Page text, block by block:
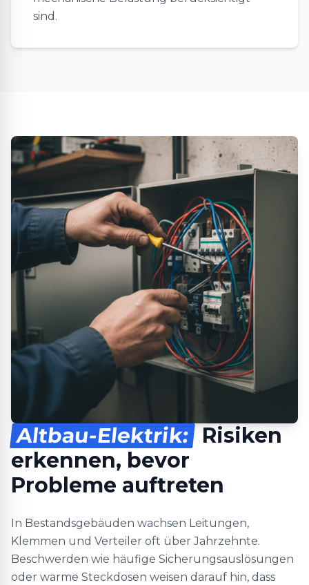
sind.
Altbau-Elektrik: Risiken
erkennen, bevor
Probleme auftreten
In Bestandsgebäuden wachsen Leitungen,
Klemmen und Verteiler oft über Jahrzehnte.
Beschwerden wie häufige Sicherungsauslösungen
oder warme Steckdosen weisen darauf hin, dass